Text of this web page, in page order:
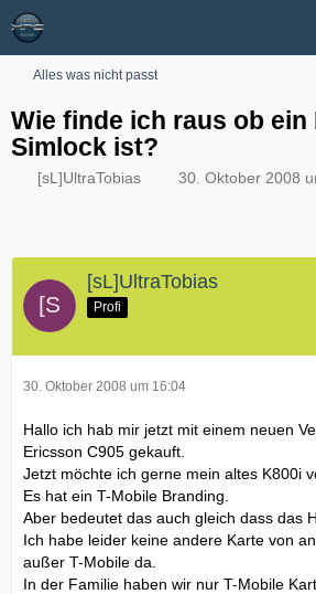
Alles was nicht passt
Wie finde ich raus ob ein
Simlock ist?
[sL]UltraTobias 30. Oktober 2008
[sL]UltraTobias
Profi
30. Oktober 2008 um 16:04
Hallo ich hab mir jetzt mit einem neuen
Ericsson C905 gekauft.
Jetzt möchte ich gerne mein altes K800i
Es hat ein T-Mobile Branding.
Aber bedeutet das auch gleich dass das
Ich habe leider keine andere Karte von
außer T-Mobile da.
In der Familie haben wir nur T-Mobile